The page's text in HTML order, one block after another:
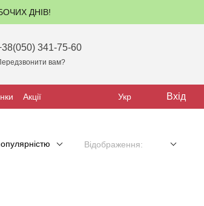
ДНІВ!
341-75-60
вам?
Акції Укр Вхід
Відображення: